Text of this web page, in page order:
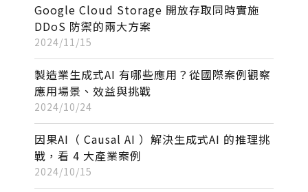
Google Cloud Storage 開放存取同時實施
DDoS 防禦的兩大方案
2024/11/15
製造業生成式AI 有哪些應用？從國際案例觀察
應用場景、效益與挑戰
2024/10/24
因果AI（ Causal AI ）解決生成式AI 的推理挑
戰，看 4 大產業案例
2024/10/15